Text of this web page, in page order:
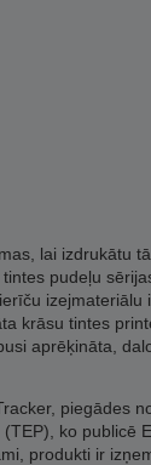
lai izdrukātu
tintes pudeļu
izejmateriālu
krāsu tintes
aprēķināta,
piegādes
ko publicē
produkti ir